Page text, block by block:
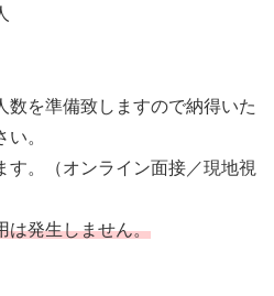
数を準備致しますので納得いた
。
す。（オンライン面接／現地視
は発生しません。